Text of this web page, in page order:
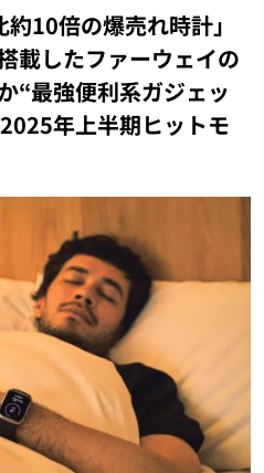
10倍の爆売れ時計」
載したファーウェイの
“最強便利系ガジェッ
年上半期ヒットモ